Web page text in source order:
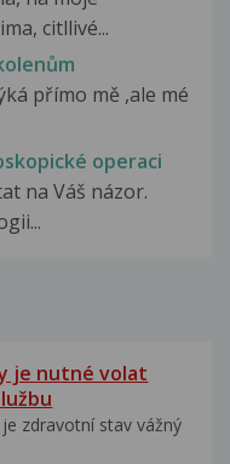
citllivé...
přímo mě ,ale mé
operaci
na Váš názor.
je nutné volat
zdravotní stav vážný